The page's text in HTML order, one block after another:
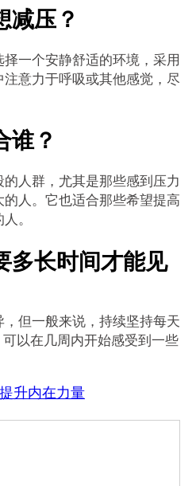
减压？
一个安静舒适的环境，采用
意力于呼吸或其他感觉，尽
谁？
人群，尤其是那些感到压力
人。它也适合那些希望提高
。
多长时间才能见
但一般来说，持续坚持每天
以在几周内开始感受到一些
升内在力量